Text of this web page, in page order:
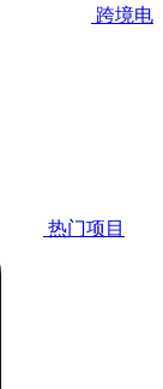
跨境电
热门项目